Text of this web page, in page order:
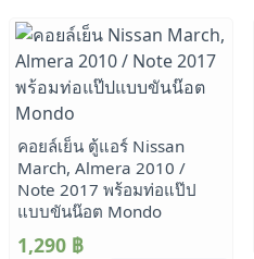
คอยล์เย็น ตู้แอร์ Nissan
March, Almera 2010 /
Note 2017 พร้อมท่อแป๊ป
แบบขันน๊อต Mondo
1,290 ฿